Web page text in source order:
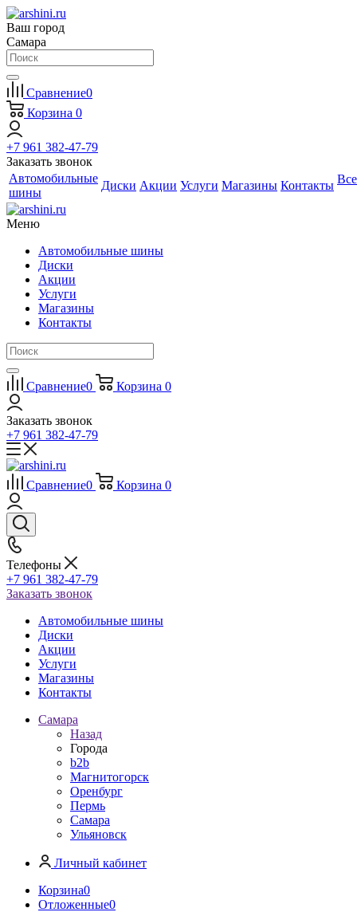
Ваш город
Самара
Сравнение0
Корзина 0
+7 961 382-47-79
Заказать звонок
Автомобильные
шины
Диски Акции Услуги Магазины Контакты Все
Меню
Автомобильные шины
Диски
Акции
Услуги
Магазины
Контакты
Сравнение0 Корзина 0
Заказать звонок
+7 961 382-47-79
Сравнение0 Корзина 0
Телефоны
+7 961 382-47-79
Заказать звонок
Автомобильные шины
Диски
Акции
Услуги
Магазины
Контакты
Самара
Назад
Города
b2b
Магнитогорск
Оренбург
Пермь
Самара
Ульяновск
Личный кабинет
Корзина0
Отложенные0